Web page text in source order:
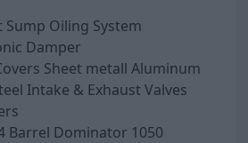
Sump Oiling System
Damper
Sheet metall Aluminum
Intake & Exhaust Valves
Barrel Dominator 1050